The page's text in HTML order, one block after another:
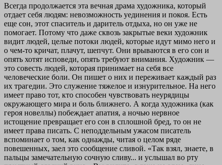
Всегда продолжается эта вечная драма художника, который
отдает себя людям: невозможность уединения и покоя. Есть
еще сон, этот спаситель и даритель отдыха, но он уже не
помогает. Потому что даже сквозь закрытые веки художник
видит людей, целые потоки людей, которые идут мимо него и
о чем-то кричат, плачут, шепчут. Они врываются в его сон и
опять хотят исповеди, опять требуют внимания. Художник —
это совесть людей, которая принимает на себя все
человеческие боли. Он пишет о них и переживает каждый раз
их трагедии. Это служение тяжелое и изнурительное. На него
имеет право тот, кто способен чувствовать неурядицы
окружающего мира и боль ближнего. А когда художника (как
героя новеллы) побеждает апатия, а ночью нервное
истощение превращает его сон в сплошной бред, то он не
имеет права писать. С неподдельным ужасом писатель
вспоминает о том, как однажды, читая о целом ряде
повешенных, заел это сообщение сливой. «Так взял, знаете, в
пальцы замечательную сочную сливу... и услышал во рту